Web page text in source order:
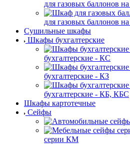
для газовых баллонов
для газовых баллонов
Сушильные шкафы
Шкафы бухгалтерские
бухгалтерские - КС
бухгалтерские - КЗ
бухгалтерские - КБ, КБС
Шкафы картотечные
Сейфы
серии КМ